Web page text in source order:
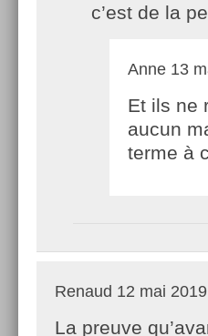
c’est de la
Anne 13
Et ils ne
aucun
terme à
Renaud 12 mai
La preuve